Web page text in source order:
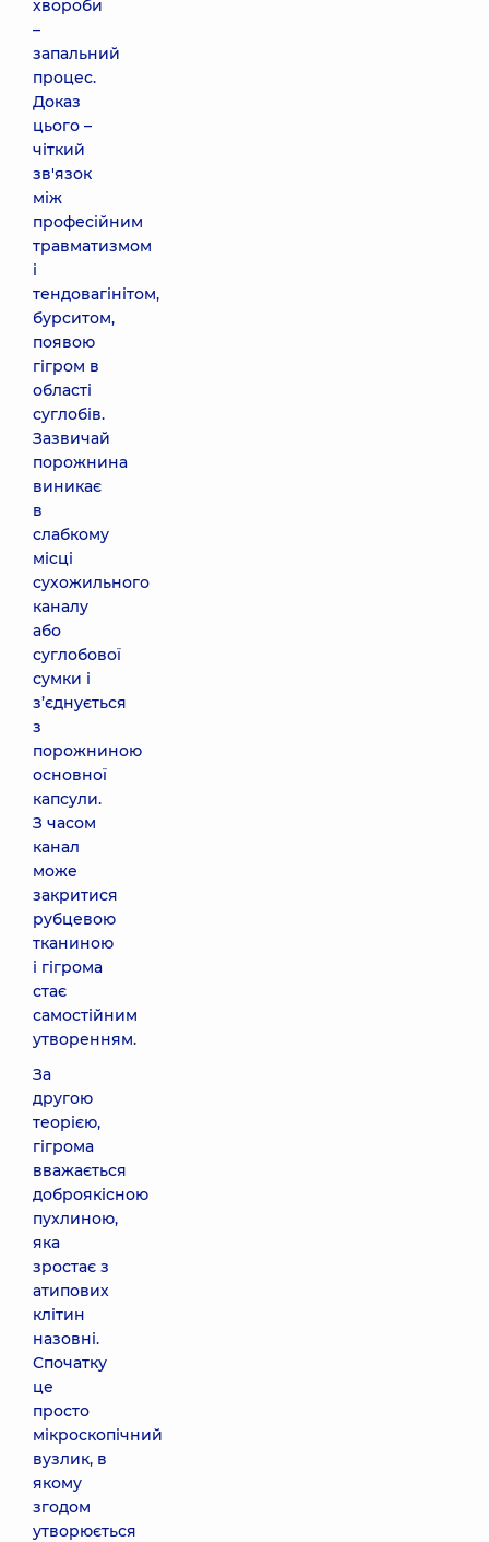
хвороби
–
запальний
процес.
Доказ
цього –
чіткий
зв'язок
між
професійним
травматизмом
і
тендовагінітом,
бурситом,
появою
гігром в
області
суглобів.
Зазвичай
порожнина
виникає
в
слабкому
місці
сухожильного
каналу
або
суглобової
сумки і
з’єднується
з
порожниною
основної
капсули.
З часом
канал
може
закритися
рубцевою
тканиною
і гігрома
стає
самостійним
утворенням.
За
другою
теорією,
гігрома
вважається
доброякісною
пухлиною,
яка
зростає з
атипових
клітин
назовні.
Спочатку
це
просто
мікроскопічний
вузлик, в
якому
згодом
утворюється